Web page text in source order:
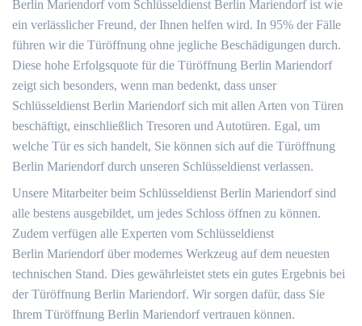
Berlin Mariendorf vom Schlüsseldienst Berlin Mariendorf ist wie
ein verlässlicher Freund, der Ihnen helfen wird. In 95% der Fälle
führen wir die Türöffnung ohne jegliche Beschädigungen durch.
Diese hohe Erfolgsquote für die Türöffnung Berlin Mariendorf
zeigt sich besonders, wenn man bedenkt, dass unser
Schlüsseldienst Berlin Mariendorf sich mit allen Arten von Türen
beschäftigt, einschließlich Tresoren und Autotüren. Egal, um
welche Tür es sich handelt, Sie können sich auf die Türöffnung
Berlin Mariendorf durch unseren Schlüsseldienst verlassen.
Unsere Mitarbeiter beim Schlüsseldienst Berlin Mariendorf sind
alle bestens ausgebildet, um jedes Schloss öffnen zu können.
Zudem verfügen alle Experten vom Schlüsseldienst
Berlin Mariendorf über modernes Werkzeug auf dem neuesten
technischen Stand. Dies gewährleistet stets ein gutes Ergebnis bei
der Türöffnung Berlin Mariendorf. Wir sorgen dafür, dass Sie
Ihrem Türöffnung Berlin Mariendorf vertrauen können.